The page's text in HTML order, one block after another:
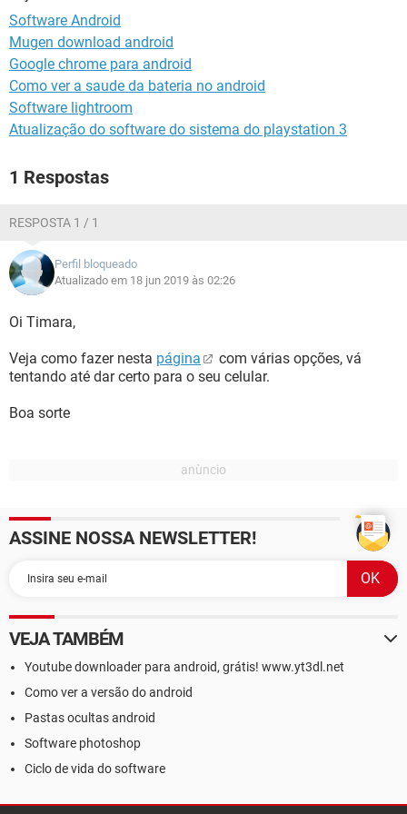
GUIA DE COMPRAS
Software Android
Mugen download android
Google chrome para android
Como ver a saude da bateria no android
Software lightroom
Atualização do software do sistema do playstation 3
1 Respostas
RESPOSTA 1 / 1
Perfil bloqueado
Atualizado em 18 jun 2019 às 02:26
Oi Timara,
Veja como fazer nesta página
com várias opções, vá
tentando até dar certo para o seu celular.
Boa sorte
ASSINE NOSSA NEWSLETTER!
VEJA TAMBÉM
Youtube downloader para android, grátis! www.yt3dl.net
Como ver a versão do android
Pastas ocultas android
Software photoshop
Ciclo de vida do software